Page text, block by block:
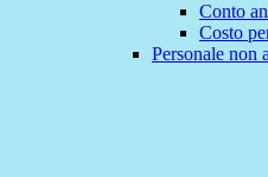
Conto
Costo
Personale non